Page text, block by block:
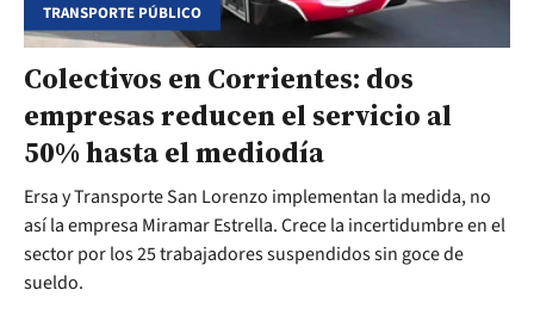
TRANSPORTE PÚBLICO
Colectivos en Corrientes: dos
empresas reducen el servicio al
50% hasta el mediodía
Ersa y Transporte San Lorenzo implementan la medida, no
así la empresa Miramar Estrella. Crece la incertidumbre en el
sector por los 25 trabajadores suspendidos sin goce de
sueldo.